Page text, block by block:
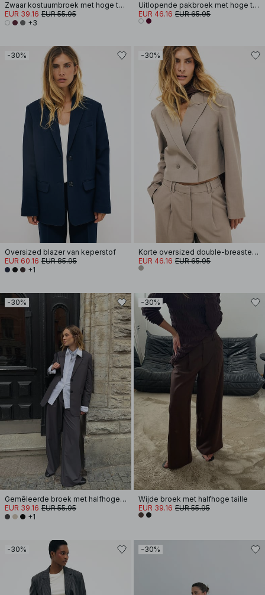
Zwaar kostuumbroek met hoge taille
EUR 39.16 EUR 55.95
+3
Uitlopende pakbroek met hoge taille
EUR 46.16 EUR 65.95
-30%
Oversized blazer van keperstof
EUR 60.16 EUR 85.95
+1
-30%
Korte oversized double-breasted blazer
EUR 46.16 EUR 65.95
-30%
Gemêleerde broek met halfhoge taille
EUR 39.16 EUR 55.95
+1
-30%
Wijde broek met halfhoge taille
EUR 39.16 EUR 55.95
-30% -30%